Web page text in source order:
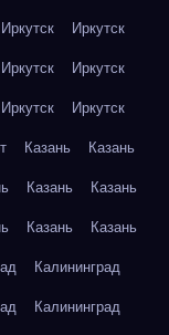
Иркутск
Иркутск
Иркутск
Иркутск
Иркутск
Иркутск
Казань
Казань
Казань
Казань
Казань
Казань
Калининград
Калининград